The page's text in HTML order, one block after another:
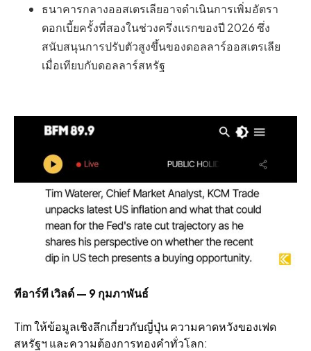
ธนาคารกลางออสเตรเลียอาจดำเนินการเพิ่มอัตรา
ดอกเบี้ยครั้งที่สองในช่วงครึ่งแรกของปี 2026 ซึ่ง
สนับสนุนการปรับตัวสูงขึ้นของดอลลาร์ออสเตรเลีย
เมื่อเทียบกับดอลลาร์สหรัฐ
ทีอาร์ที เวิลด์ — 9 กุมภาพันธ์
Tim ให้ข้อมูลเชิงลึกเกี่ยวกับญี่ปุ่น ความคาดหวังของเฟด
สหรัฐฯ และความต้องการทองคำทั่วโลก: